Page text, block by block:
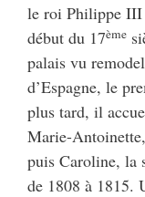
le roi Philippe III
début du 17ème
palais vu
d’Espagne, le
plus tard, il
Marie-
puis Caroline, la
de 1808 à 1815.